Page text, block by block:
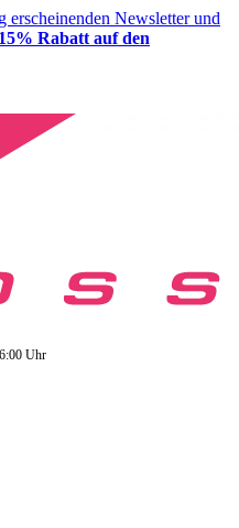
erscheinenden Newsletter und
Rabatt auf den
Uhr